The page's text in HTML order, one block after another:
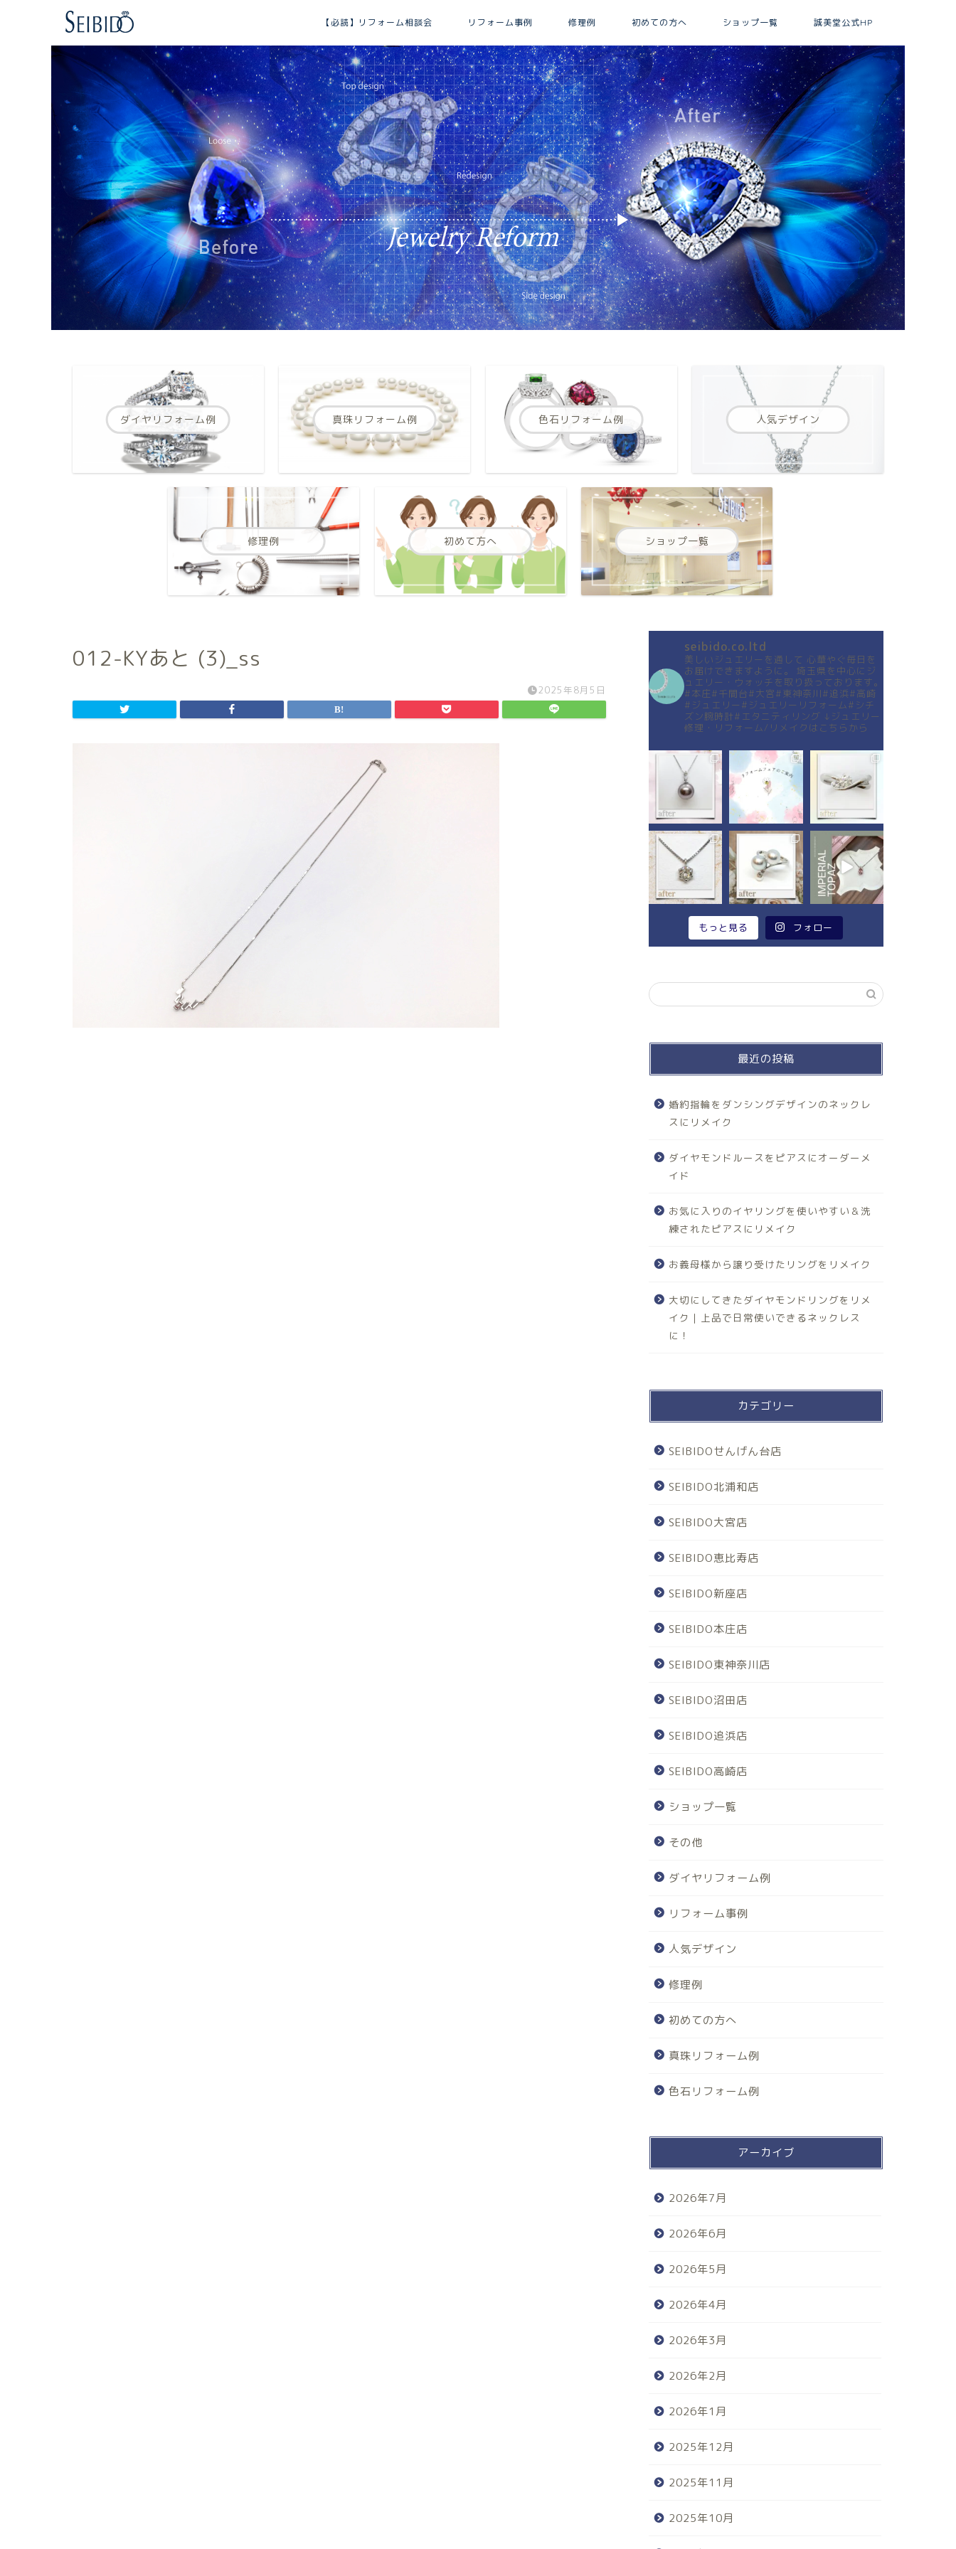
【必読】リフォーム相談会 リフォーム事例 修理例 初めての方へ ショップ一覧 誠美堂公式HP
ダイヤリフォーム例 真珠リフォーム例 色石リフォーム例 人気デザイン
修理例 初めて方へ ショップ一覧
012-KYあと (3)_ss
2025年8月5日
seibido.co.ltd
美しいジュエリーを通して 心華やぐ毎日を
お届けできますように。
埼玉県を中心にジ
ュエリー・ウォッチを取り扱っております。
#本庄#千間台#大宮#東神奈川#追浜#高崎
#ジュエリー#ジュエリーリフォーム#シチ
ズン腕時計#エタニティリング ↓ジュエリー
修理・リフォーム/リメイクはこちらから
もっと見る フォロー
最近の投稿
婚約指輪をダンシングデザインのネックレ
スにリメイク
ダイヤモンドルースをピアスにオーダーメ
イド
お気に入りのイヤリングを使いやすい＆洗
練されたピアスにリメイク
お義母様から譲り受けたリングをリメイク
大切にしてきたダイヤモンドリングをリメ
イク｜上品で日常使いできるネックレス
に！
カテゴリー
SEIBIDOせんげん台店
SEIBIDO北浦和店
SEIBIDO大宮店
SEIBIDO恵比寿店
SEIBIDO新座店
SEIBIDO本庄店
SEIBIDO東神奈川店
SEIBIDO沼田店
SEIBIDO追浜店
SEIBIDO高崎店
ショップ一覧
その他
ダイヤリフォーム例
リフォーム事例
人気デザイン
修理例
初めての方へ
真珠リフォーム例
色石リフォーム例
アーカイブ
2026年7月
2026年6月
2026年5月
2026年4月
2026年3月
2026年2月
2026年1月
2025年12月
2025年11月
2025年10月